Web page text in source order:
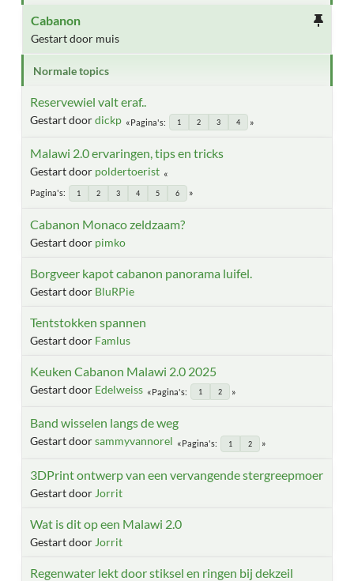
Cabanon
Gestart door muis
Normale topics
Reservewiel valt eraf..
Gestart doordickp Pagina's 1 2 3 4
Malawi 2.0 ervaringen, tips en tricks
Gestart door poldertoerist
Pagina's 1 2 3 4 5 6
Cabanon Monaco zeldzaam?
Gestart door pimko
Borgveer kapot cabanon panorama luifel.
Gestart door BluRPie
Tentstokken spannen
Gestart door Famlus
Keuken Cabanon Malawi 2.0 2025
Gestart door Edelweiss Pagina's 1 2
Band wisselen langs de weg
Gestart doorsammyvannorel Pagina's 1 2
3DPrint ontwerp van een vervangende stergreepmoer
Gestart door Jorrit
Wat is dit op een Malawi 2.0
Gestart door Jorrit
Regenwater lekt door stiksel en ringen bij dekzeil